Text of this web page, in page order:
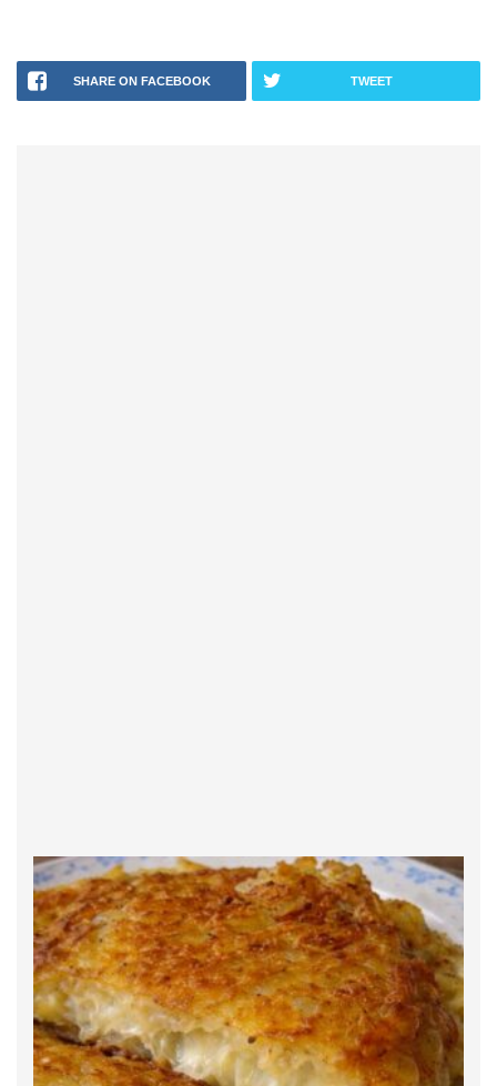
SHARE ON FACEBOOK TWEET